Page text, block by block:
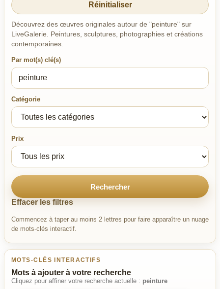
Réinitialiser
Découvrez des œuvres originales autour de "peinture" sur
LiveGalerie. Peintures, sculptures, photographies et créations
contemporaines.
Par mot(s) clé(s)
Catégorie
Prix
Rechercher
Effacer les filtres
Commencez à taper au moins 2 lettres pour faire apparaître un nuage
de mots-clés interactif.
MOTS-CLÉS INTERACTIFS
Mots à ajouter à votre recherche
Cliquez pour affiner votre recherche actuelle : peinture